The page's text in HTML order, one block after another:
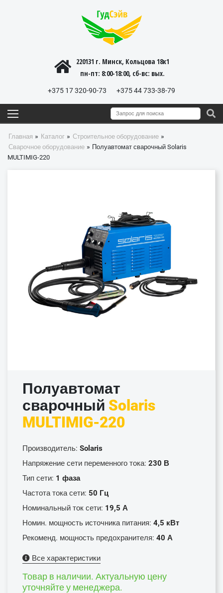
220131 г. Минск, Кольцова 18к1
пн-пт: 8:00-18:00, cб-вс: вых.
+375 44 733-38-79
+375 17 320-90-73
Главная » Каталог » Строительное оборудование »
Сварочное оборудование » Полуавтомат сварочный Solaris
MULTIMIG-220
Полуавтомат
сварочный Solaris
MULTIMIG-220
Производитель: Solaris
Напряжение сети переменного тока: 230 В
Тип сети: 1 фаза
Частота тока сети: 50 Гц
Номинальный ток сети: 19,5 А
Номин. мощность источника питания: 4,5 кВт
Рекоменд. мощность предохранителя: 40 А
Все характеристики
Товар в наличии. Актуальную цену
уточняйте у менеджера.